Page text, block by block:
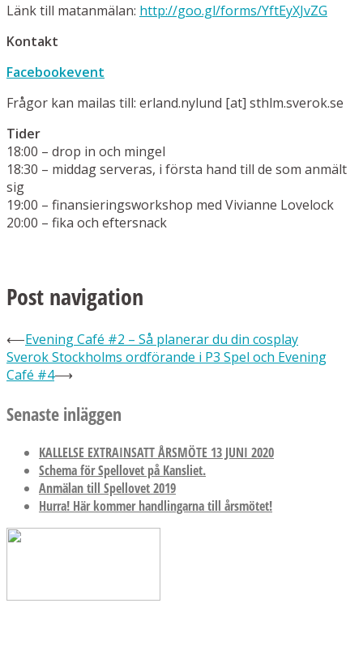
Länk till matanmälan: http://goo.gl/forms/YftEyXJvZG
Kontakt
Facebookevent
Frågor kan mailas till: erland.nylund [at] sthlm.sverok.se
Tider
18:00 – drop in och mingel
18:30 – middag serveras, i första hand till de som anmält
sig
19:00 – finansieringsworkshop med Vivianne Lovelock
20:00 – fika och eftersnack
Post navigation
⟵Evening Café #2 – Så planerar du din cosplay
Sverok Stockholms ordförande i P3 Spel och Evening
Café #4⟶
Senaste inläggen
KALLELSE EXTRAINSATT ÅRSMÖTE 13 JUNI 2020
Schema för Spellovet på Kansliet.
Anmälan till Spellovet 2019
Hurra! Här kommer handlingarna till årsmötet!